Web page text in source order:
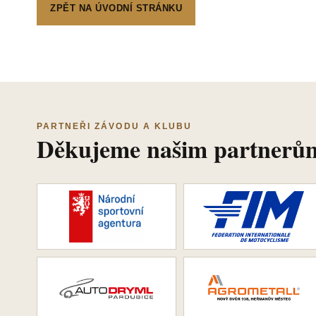
ZPĚT NA ÚVODNÍ STRÁNKU
PARTNEŘI ZÁVODU A KLUBU
Děkujeme našim